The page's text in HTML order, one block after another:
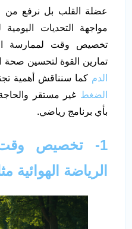
عضلة القلب بل نرفع من
مواجهة التحديات
تخصيص وقت لممارسة
تمارين القوة لتحسين صحة
الدم كما سنناقش أهمية
الضغط غير مستقر
بأي برنامج رياضي.
1- تخصيص
الرياضة